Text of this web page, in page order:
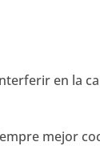
en la
mejor